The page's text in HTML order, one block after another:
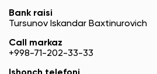
Bank raisi
Tursunov Iskandar Baxtinurovich
Call markaz
+998-71-202-33-33